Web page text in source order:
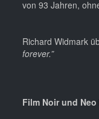
von 93 Jahren,
Richard Widmark
forever.”
Film Noir und Neo